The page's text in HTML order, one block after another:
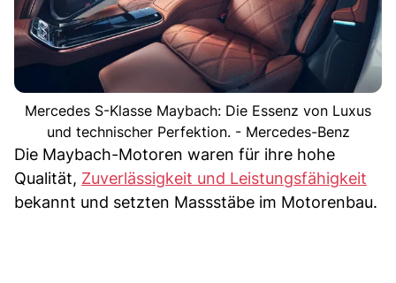
Mercedes S-Klasse Maybach: Die Essenz von Luxus
und technischer Perfektion. - Mercedes-Benz
Die Maybach-Motoren waren für ihre hohe
Qualität, Zuverlässigkeit und Leistungsfähigkeit
bekannt und setzten Massstäbe im Motorenbau.